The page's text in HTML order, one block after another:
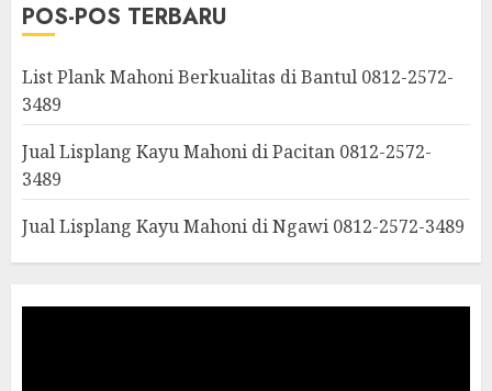
POS-POS TERBARU
List Plank Mahoni Berkualitas di Bantul 0812-2572-
3489
Jual Lisplang Kayu Mahoni di Pacitan 0812-2572-
3489
Jual Lisplang Kayu Mahoni di Ngawi 0812-2572-3489